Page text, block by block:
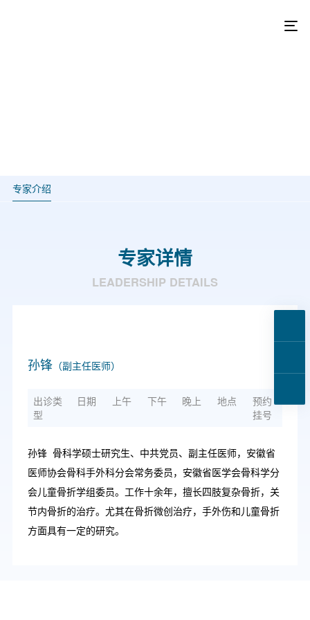
专家介绍
专家详情
LEADERSHIP DETAILS
孙锋 （副主任医师）
出诊类
型
日期 上午 下午 晚上 地点
预约
挂号
孙锋 骨科学硕士研究生、中共党员、副主任医师，安徽省
医师协会骨科手外科分会常务委员，安徽省医学会骨科学分
会儿童骨折学组委员。工作十余年，擅长四肢复杂骨折，关
节内骨折的治疗。尤其在骨折微创治疗，手外伤和儿童骨折
方面具有一定的研究。